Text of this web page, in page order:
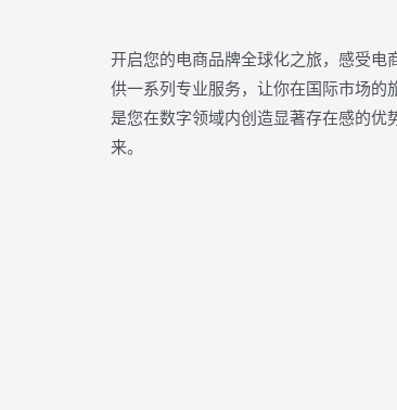
开启您的电商品牌全球化之旅，感受
供一系列专业服务，让你在国际市场的
是您在数字领域内创造显著存在感的优
来。